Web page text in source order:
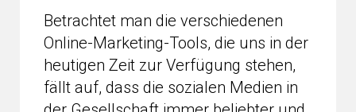
Betrachtet man die verschiedenen
Online-Marketing-Tools, die uns in der
heutigen Zeit zur Verfügung stehen,
fällt auf, dass die sozialen Medien in